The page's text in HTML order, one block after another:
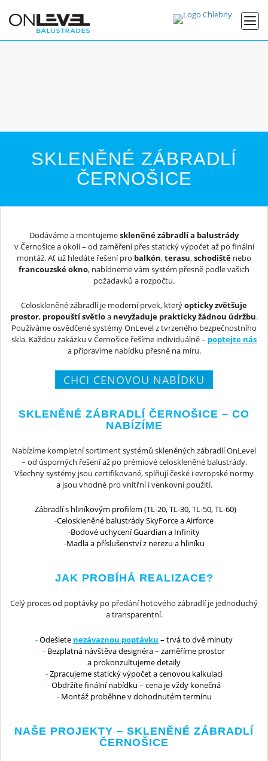
SKLENĚNÉ ZÁBRADLÍ
ČERNOŠICE
Dodáváme a montujemeskleněné zábradlí a balustrády
v Černošice a okolí – od zaměření přes statický výpočet až po finální
montáž. Ať už hledáte řešení pro balkón,terasu,schodiště nebo
francouzské okno, nabídneme vám systém přesně podle vašich
požadavků a rozpočtu.
Celoskleněné zábradlí je moderní prvek, kterýopticky zvětšuje
prostor, propouští světloa nevyžaduje prakticky žádnou údržbu.
Používáme osvědčené systémy OnLevel z tvrzeného bezpečnostního
skla. Každou zakázku v Černošice řešíme individuálně – poptejte nás
a připravíme nabídku přesně na míru.
CHCI CENOVOU NABÍDKU
SKLENĚNÉ ZÁBRADLÍ ČERNOŠICE – CO
NABÍZÍME
Nabízíme kompletní sortiment systémů skleněných zábradlí OnLevel
– od úsporných řešení až po prémiové celoskleněné balustrády.
Všechny systémy jsou certifikované, splňují české i evropské normy
a jsou vhodné pro vnitřní i venkovní použití.
Zábradlí s hliníkovým profilem (TL-20, TL-30, TL-50, TL-60)
Celoskleněné balustrády SkyForce a Airforce
Bodové uchycení Guardian a Infinity
Madla a příslušenství z nerezu a hliníku
JAK PROBÍHÁ REALIZACE?
Celý proces od poptávky po předání hotového zábradlí je jednoduchý
a transparentní.
Odešlete nezávaznou poptávku – trvá to dvě minuty
Bezplatná návštěva designéra – zaměříme prostor
a prokonzultujeme detaily
Zpracujeme statický výpočet a cenovou kalkulaci
Obdržíte finální nabídku – cena je vždy konečná
Montáž proběhne v dohodnutém termínu
NAŠE PROJEKTY – SKLENĚNÉ ZÁBRADLÍ
ČERNOŠICE